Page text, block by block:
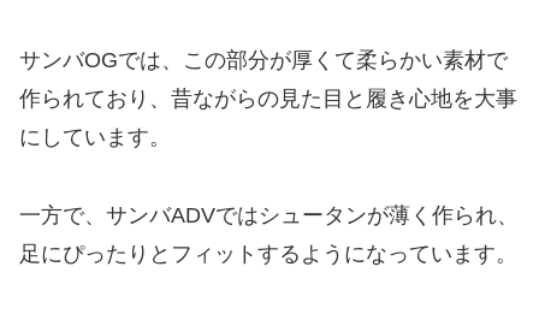
サンバOGでは、この部分が厚くて柔らかい素材で
作られており、昔ながらの見た目と履き心地を大事
にしています。
一方で、サンバADVではシュータンが薄く作られ、
足にぴったりとフィットするようになっています。